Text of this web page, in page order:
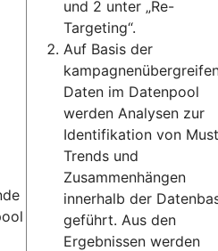
und 2 unter „Re-
Targeting“.
Auf Basis der
Daten im Datenpool
werden Analysen zur
Identifikation von
Trends und
Zusammenhängen
innerhalb der
geführt. Aus den
Ergebnissen werden